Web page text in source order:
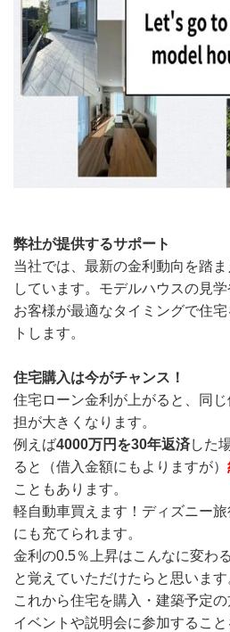
弊社が提供するサポート
当社では、最新の金利動向を踏
しています。モデルハウスの見
お客様が最適なタイミングで住
トします。
住宅購入は今がチャンス！
住宅ローン金利が上がると、同
担が大きくなります。
例えば4000万円を30年返済した
ると（借入金額にもよりますが）
こともあります。
軽自動車買えます！ディズニー
にも充てられます。
金利の0.5％上昇はこんなに変わ
と覚えていただけたらと思います
これから住宅を購入・建築予定
イベントや説明会に参加すること